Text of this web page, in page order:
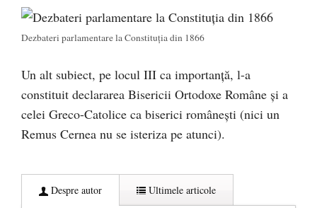
Dezbateri parlamentare la Constituția din 1866
Un alt subiect, pe locul III ca importanță, l-a
constituit declararea Bisericii Ortodoxe Române și a
celei Greco-Catolice ca biserici românești (nici un
Remus Cernea nu se isteriza pe atunci).
Despre autor Ultimele articole